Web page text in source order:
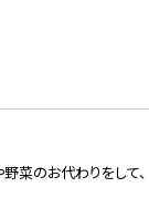
菜のお代わりをして、